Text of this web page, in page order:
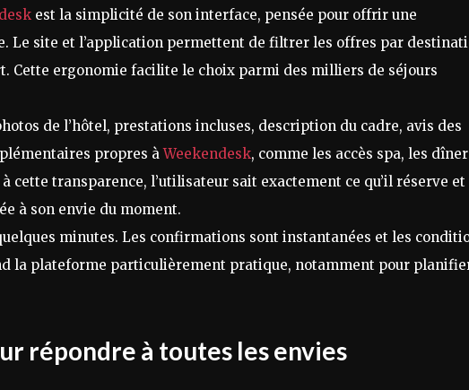
est la simplicité de son interface, pensée pour offrir une
Le site et l’application permettent de filtrer les offres par
Cette ergonomie facilite le choix parmi des milliers de séjours
de l’hôtel, prestations incluses, description du cadre, avis des
propres àWeekendesk, comme les accès spa, les
cette transparence, l’utilisateur sait exactement ce qu’il réserve et
à son envie du moment.
minutes. Les confirmations sont instantanées et les
la plateforme particulièrement pratique, notamment pour
répondre à toutes les envies